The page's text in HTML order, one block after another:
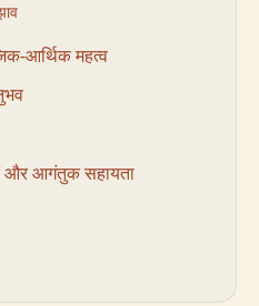
आर्थिक महत्व
और आगंतुक सहायता